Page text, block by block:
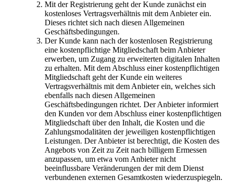
Mit der Registrierung geht der Kunde zunächst ein
kostenloses Vertragsverhältnis mit dem Anbieter ein.
Dieses richtet sich nach diesen Allgemeinen
Geschäftsbedingungen.
Der Kunde kann nach der kostenlosen Registrierung
eine kostenpflichtige Mitgliedschaft beim Anbieter
erwerben, um Zugang zu erweiterten digitalen Inhalten
zu erhalten. Mit dem Abschluss einer kostenpflichtigen
Mitgliedschaft geht der Kunde ein weiteres
Vertragsverhältnis mit dem Anbieter ein, welches sich
ebenfalls nach diesen Allgemeinen
Geschäftsbedingungen richtet. Der Anbieter informiert
den Kunden vor dem Abschluss einer kostenpflichtigen
Mitgliedschaft über den Inhalt, die Kosten und die
Zahlungsmodalitäten der jeweiligen kostenpflichtigen
Leistungen. Der Anbieter ist berechtigt, die Kosten des
Angebots von Zeit zu Zeit nach billigem Ermessen
anzupassen, um etwa vom Anbieter nicht
beeinflussbare Veränderungen der mit dem Dienst
verbundenen externen Gesamtkosten wiederzuspiegeln.